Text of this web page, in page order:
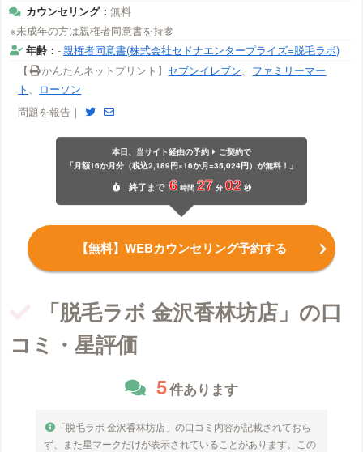
カウンセリング： 無料
※未成年の方は親権者同意書を持参
年齢：-親権者同意書(株式会社セドナエンタープライズ=脱毛ラボ)
【
かんたんネットプリント】 セブンイレブン、 ファミリーマー
ト 、 ローソン
問題を報告｜
本日、当サイト経由の予約
ご契約で
「月額16か月分（税込2,189円×16か月=35,024円）が無料！」
終了 まで 6 時間 27 分 01 秒
【無料】WEBカウンセリング予約する
「脱毛ラボ 金沢香林坊店」の口
コミ・星評価
5件あります
「脱毛ラボ 金沢香林坊店」の口コミ内容が記載されておら
ず、また星マークだけが表示されていることがあります。この